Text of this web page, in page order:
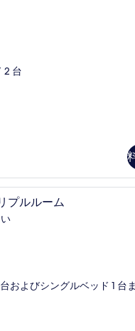
2 台
バー 1 室のベッドルー
プルルーム
およびシングルベッド 1 台